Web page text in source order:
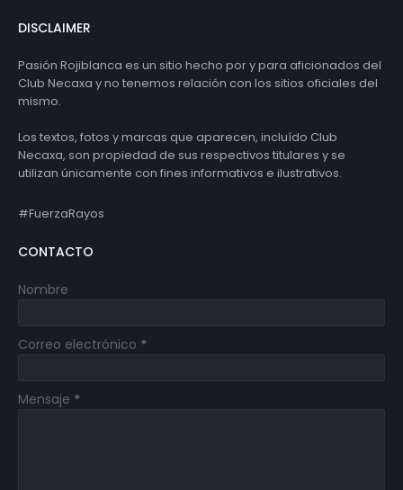
DISCLAIMER
Pasión Rojiblanca es un sitio hecho por y para aficionados del
Club Necaxa y no tenemos relación con los sitios oficiales del
mismo.
Los textos, fotos y marcas que aparecen, incluído Club
Necaxa, son propiedad de sus respectivos titulares y se
utilizan únicamente con fines informativos e ilustrativos.
#FuerzaRayos
CONTACTO
Nombre
Correo electrónico *
Mensaje *